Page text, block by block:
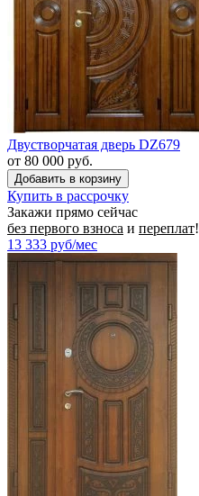
Двустворчатая дверь DZ679
от 80 000 руб.
Купить в рассрочку
Закажи прямо сейчас
без первого взноса и переплат!
13 333 руб/мес